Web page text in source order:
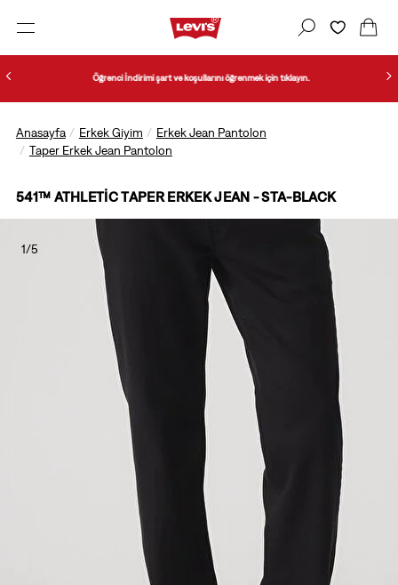
Öğrenci İndirimi şart ve koşullarını öğrenmek için tıklayın.
Anasayfa Erkek Giyim
Erkek Jean Pantolon
Taper Erkek Jean Pantolon
541™ ATHLETIC TAPER ERKEK JEAN - STA-BLACK
1/5